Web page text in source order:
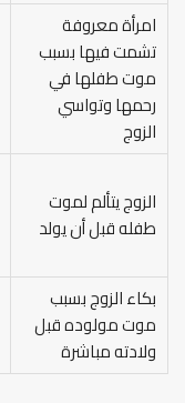
امرأة معروفة
تشمت فيها بسبب
موت طفلها في
رحمها وتواسي
الزوج
الزوج يتألم لموت
طفله قبل أن يولد
بكاء الزوج بسبب
موت مولوده قبل
ولادته مباشرة